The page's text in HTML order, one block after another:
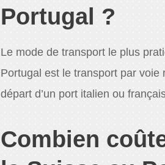
Portugal ?
Le mode de transport le plus
Portugal est le transport par
départ d’un port italien ou
Combien